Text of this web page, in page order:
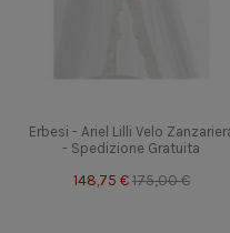
Erbesi - Ariel Lilli Velo
- Spedizione Gratuita
148,75 € 175,00 €